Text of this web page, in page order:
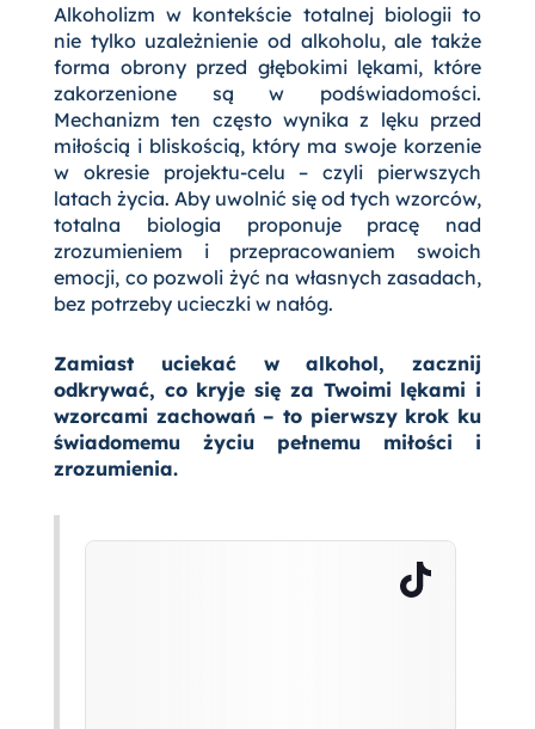
Alkoholizm w kontekście totalnej biologii to
nie tylko uzależnienie od alkoholu, ale także
forma obrony przed głębokimi lękami, które
zakorzenione są w podświadomości.
Mechanizm ten często wynika z lęku przed
miłością i bliskością, który ma swoje korzenie
w okresie projektu-celu – czyli pierwszych
latach życia. Aby uwolnić się od tych wzorców,
totalna biologia proponuje pracę nad
zrozumieniem i przepracowaniem swoich
emocji, co pozwoli żyć na własnych zasadach,
bez potrzeby ucieczki w nałóg.
Zamiast uciekać w alkohol, zacznij
odkrywać, co kryje się za Twoimi lękami i
wzorcami zachowań – to pierwszy krok ku
świadomemu życiu pełnemu miłości i
zrozumienia.